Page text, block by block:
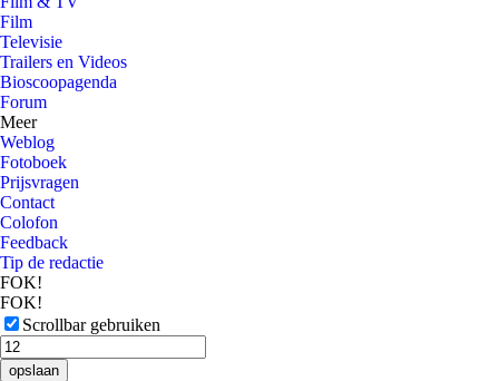
Film
Televisie
Trailers en Videos
Bioscoopagenda
Forum
Meer
Weblog
Fotoboek
Prijsvragen
Contact
Colofon
Feedback
Tip de redactie
FOK!
FOK!
Scrollbar gebruiken
opslaan